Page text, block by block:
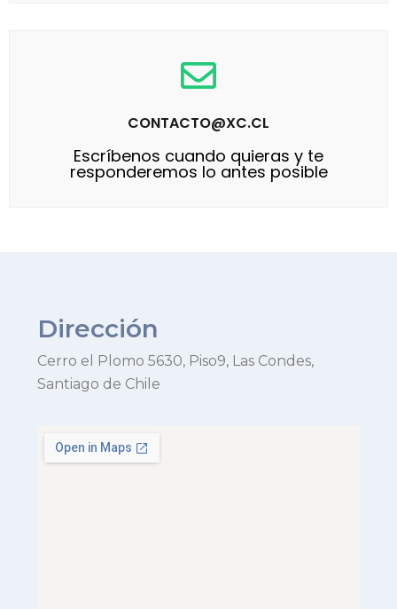
CONTACTO@XC.CL
Escríbenos cuando quieras y te
responderemos lo antes posible
Dirección
Cerro el Plomo 5630, Piso9, Las Condes,
Santiago de Chile